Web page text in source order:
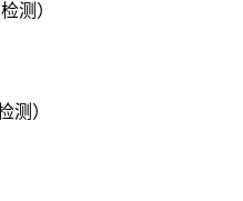
测）
测）